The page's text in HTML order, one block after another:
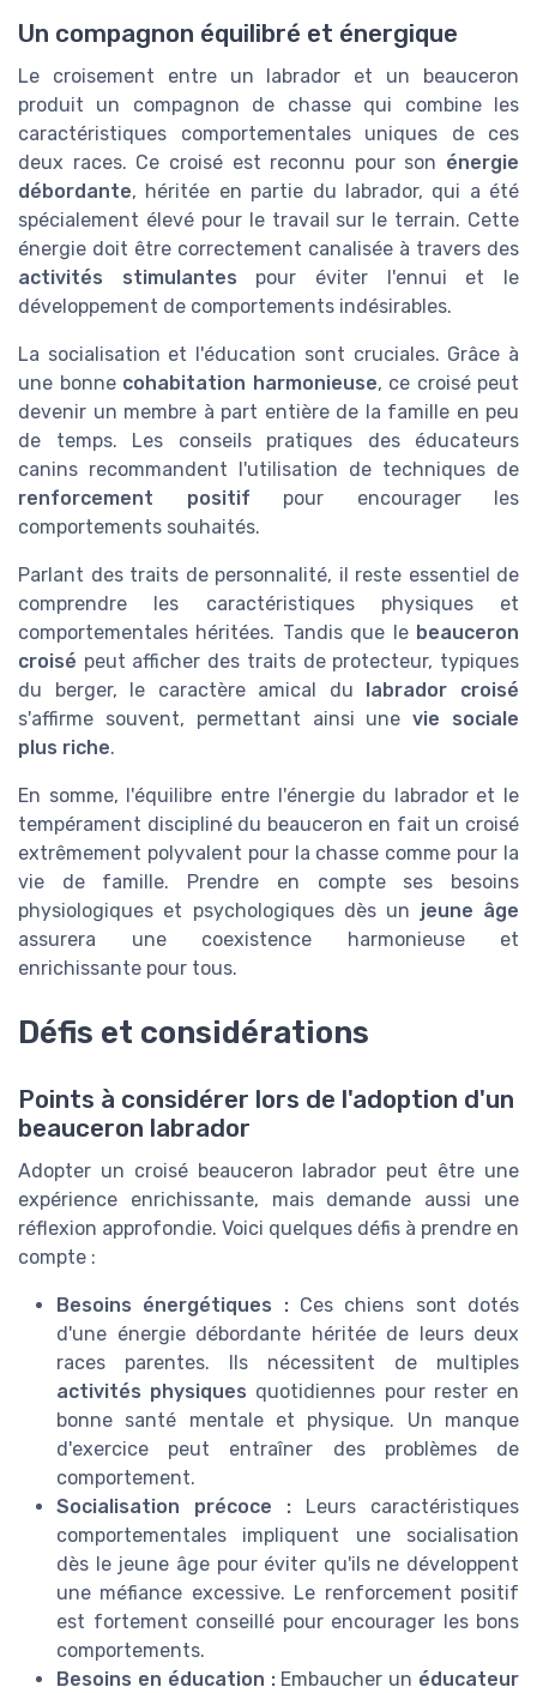
Un compagnon équilibré et énergique
Le croisement entre un labrador et un beauceron
produit un compagnon de chasse qui combine les
caractéristiques comportementales uniques de ces
deux races. Ce croisé est reconnu pour son énergie
débordante, héritée en partie du labrador, qui a été
spécialement élevé pour le travail sur le terrain. Cette
énergie doit être correctement canalisée à travers des
activités stimulantes pour éviter l'ennui et le
développement de comportements indésirables.
La socialisation et l'éducation sont cruciales. Grâce à
une bonne cohabitation harmonieuse, ce croisé peut
devenir un membre à part entière de la famille en peu
de temps. Les conseils pratiques des éducateurs
canins recommandent l'utilisation de techniques de
renforcement positif pour encourager les
comportements souhaités.
Parlant des traits de personnalité, il reste essentiel de
comprendre les caractéristiques physiques et
comportementales héritées. Tandis que le beauceron
croisé peut afficher des traits de protecteur, typiques
du berger, le caractère amical du labrador croisé
s'affirme souvent, permettant ainsi unevie sociale
plus riche.
En somme, l'équilibre entre l'énergie du labrador et le
tempérament discipliné du beauceron en fait un croisé
extrêmement polyvalent pour la chasse comme pour la
vie de famille. Prendre en compte ses besoins
physiologiques et psychologiques dès un jeune âge
assurera une coexistence harmonieuse et
enrichissante pour tous.
Défis et considérations
Points à considérer lors de l'adoption d'un
beauceron labrador
Adopter un croisé beauceron labrador peut être une
expérience enrichissante, mais demande aussi une
réflexion approfondie. Voici quelques défis à prendre en
compte :
Besoins énergétiques :Ces chiens sont dotés
d'une énergie débordante héritée de leurs deux
races parentes. Ils nécessitent de multiples
activités physiques quotidiennes pour rester en
bonne santé mentale et physique. Un manque
d'exercice peut entraîner des problèmes de
comportement.
Socialisation précoce : Leurs caractéristiques
comportementales impliquent une socialisation
dès le jeune âge pour éviter qu'ils ne développent
une méfiance excessive. Le renforcement positif
est fortement conseillé pour encourager les bons
comportements.
Besoins en éducation :Embaucher un éducateur